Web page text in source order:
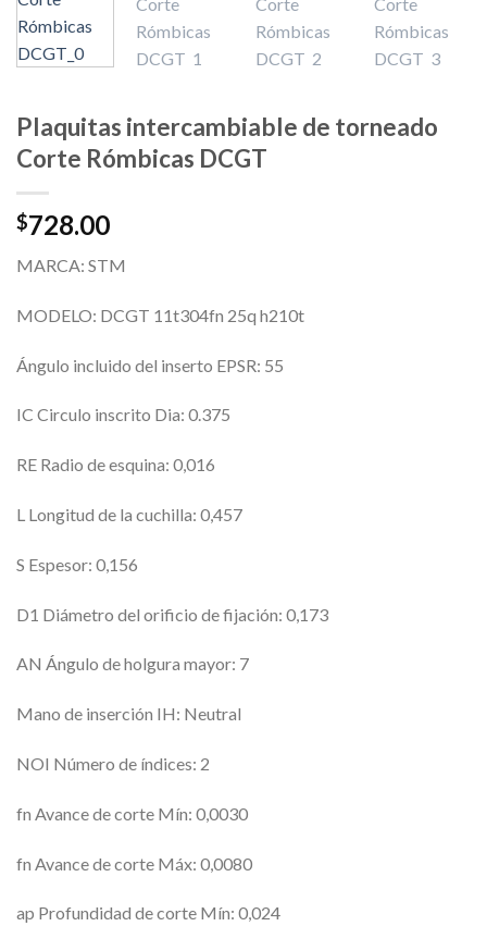
Plaquitas intercambiable de torneado
Corte Rómbicas DCGT
$728.00
MARCA: STM
MODELO: DCGT 11t304fn 25q h210t
Ángulo incluido del inserto EPSR: 55
IC Circulo inscrito Dia: 0.375
RE Radio de esquina: 0,016
L Longitud de la cuchilla: 0,457
S Espesor: 0,156
D1 Diámetro del orificio de fijación: 0,173
AN Ángulo de holgura mayor: 7
Mano de inserción IH: Neutral
NOI Número de índices: 2
fn Avance de corte Mín: 0,0030
fn Avance de corte Máx: 0,0080
ap Profundidad de corte Mín: 0,024